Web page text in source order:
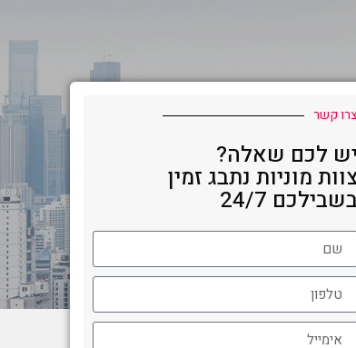
קשר
יש לכם שאלה?
מוניות נתבג זמין
בשבילכם 24/7